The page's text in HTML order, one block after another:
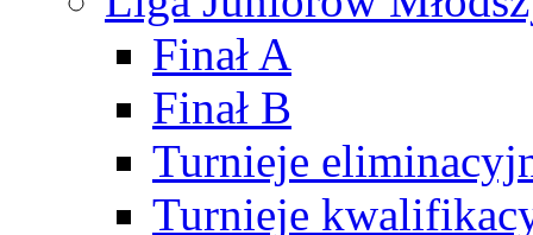
Finał A
Finał B
Turnieje
Turnieje